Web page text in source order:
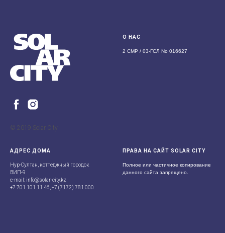
© 2019 Solar City
О НАС
2 СМР / 03-ГСЛ No 016627
АДРЕС ДОМА
Нур-Султан, коттеджный городок
ВИП-9
e-mail: info@solar-city.kz
+7 701 101 11 46, +7 (7172) 781 000
ПРАВА НА САЙТ SOLAR CITY
Полное или частичное копирование
данного сайта запрещено.